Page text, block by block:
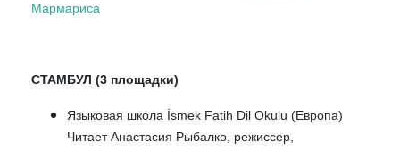
Мармариса
СТАМБУЛ (3 площадки)
Языковая школа İsmek Fatih Dil Okulu (Европа)
Читает Анастасия Рыбалко, режиссер,